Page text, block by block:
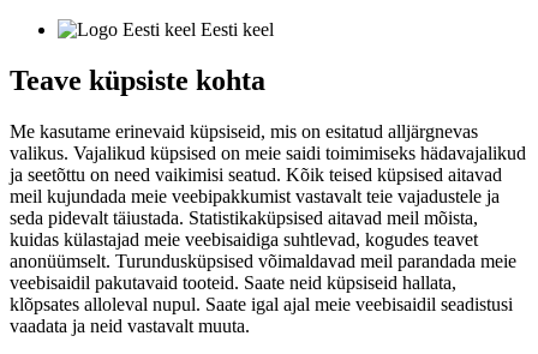
Eesti keel
Teave küpsiste kohta
Me kasutame erinevaid küpsiseid, mis on esitatud alljärgnevas
valikus. Vajalikud küpsised on meie saidi toimimiseks hädavajalikud
ja seetõttu on need vaikimisi seatud. Kõik teised küpsised aitavad
meil kujundada meie veebipakkumist vastavalt teie vajadustele ja
seda pidevalt täiustada. Statistikaküpsised aitavad meil mõista,
kuidas külastajad meie veebisaidiga suhtlevad, kogudes teavet
anonüümselt. Turundusküpsised võimaldavad meil parandada meie
veebisaidil pakutavaid tooteid. Saate neid küpsiseid hallata,
klõpsates alloleval nupul. Saate igal ajal meie veebisaidil seadistusi
vaadata ja neid vastavalt muuta.